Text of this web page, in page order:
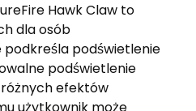
Hawk Claw to
dla osób
podświetlenie
podświetlenie
efektów